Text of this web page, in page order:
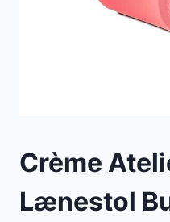
Crème
Lænestol